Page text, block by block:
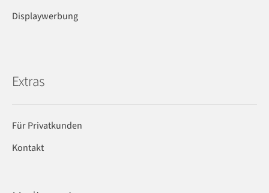
Displaywerbung
Extras
Für Privatkunden
Kontakt